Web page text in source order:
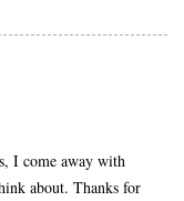
I come away with
about. Thanks for